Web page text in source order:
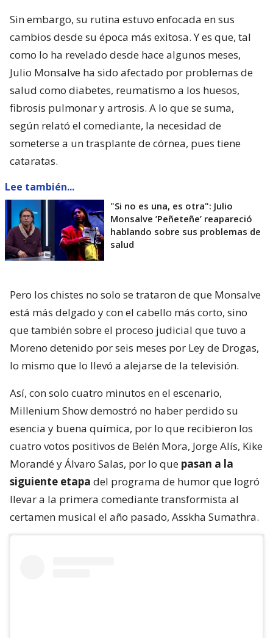
Sin embargo, su rutina estuvo enfocada en sus
cambios desde su época más exitosa. Y es que, tal
como lo ha revelado desde hace algunos meses,
Julio Monsalve ha sido afectado por problemas de
salud como diabetes, reumatismo a los huesos,
fibrosis pulmonar y artrosis. A lo que se suma,
según relató el comediante, la necesidad de
someterse a un trasplante de córnea, pues tiene
cataratas.
Lee también...
"Si no es una, es otra": Julio
Monsalve ’Peñeteñe’ reapareció
hablando sobre sus problemas de
salud
Pero los chistes no solo se trataron de que Monsalve
está más delgado y con el cabello más corto, sino
que también sobre el proceso judicial que tuvo a
Moreno detenido por seis meses por Ley de Drogas,
lo mismo que lo llevó a alejarse de la televisión.
Así, con solo cuatro minutos en el escenario,
Millenium Show demostró no haber perdido su
esencia y buena química, por lo que recibieron los
cuatro votos positivos de Belén Mora, Jorge Alís, Kike
Morandé y Álvaro Salas, por lo que pasan a la
siguiente etapa del programa de humor que logró
llevar a la primera comediante transformista al
certamen musical el año pasado, Asskha Sumathra.